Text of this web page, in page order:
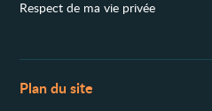
Respect de ma vie privée
Plan du site